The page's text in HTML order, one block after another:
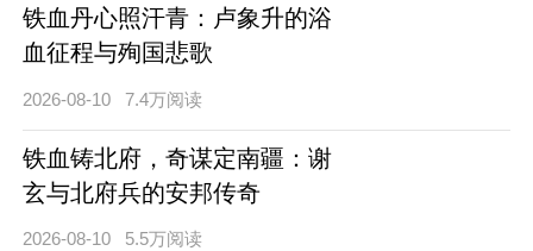
铁血丹心照汗青：卢象升的浴
血征程与殉国悲歌
2026-08-10 7.4万阅读
铁血铸北府，奇谋定南疆：谢
玄与北府兵的安邦传奇
2026-08-10 5.5万阅读